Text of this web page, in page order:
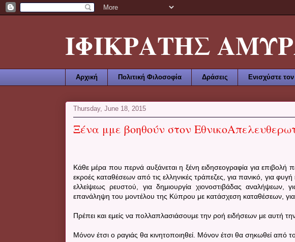
ΙΦΙΚΡΑΤΗΣ
Αρχική Πολιτική Φιλοσοφία Δράσεις Ενισχύστε
Thursday, June 18, 2015
Ξένα μμε βοηθούν στον
Κάθε μέρα που περνά αυξάνεται η ξένη ειδησεογραφία για επιβολή
εκροές καταθέσεων από τις ελληνικές τράπεζες, για πανικό, για
ελλείψεως ρευστού, για δημιουργία χιονοστιβάδας
επανάληψη του μοντέλου της Κύπρου με κατάσχεση καταθέσεων,
Πρέπει και εμείς να πολλαπλασιάσουμε την ροή ειδήσεων με αυτή
Μόνον έτσι ο ραγιάς θα κινητοποιηθεί. Μόνον έτσι θα σηκωθεί από